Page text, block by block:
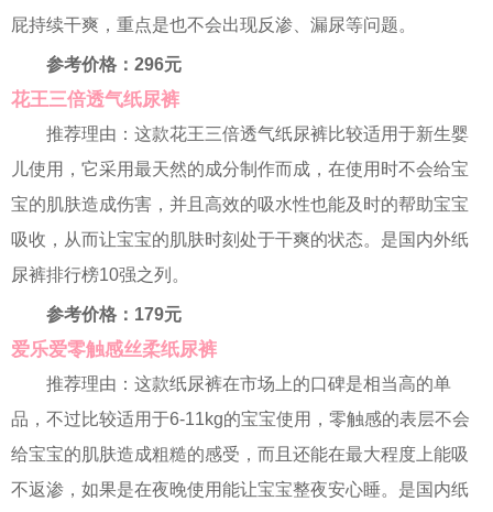
屁持续干爽，重点是也不会出现反渗、漏尿等问题。
参考价格：296元
花王三倍透气纸尿裤
推荐理由：这款花王三倍透气纸尿裤比较适用于新生婴
儿使用，它采用最天然的成分制作而成，在使用时不会给宝
宝的肌肤造成伤害，并且高效的吸水性也能及时的帮助宝宝
吸收，从而让宝宝的肌肤时刻处于干爽的状态。是国内外纸
尿裤排行榜10强之列。
参考价格：179元
爱乐爱零触感丝柔纸尿裤
推荐理由：这款纸尿裤在市场上的口碑是相当高的单
品，不过比较适用于6-11kg的宝宝使用，零触感的表层不会
给宝宝的肌肤造成粗糙的感受，而且还能在最大程度上能吸
不返渗，如果是在夜晚使用能让宝宝整夜安心睡。是国内纸